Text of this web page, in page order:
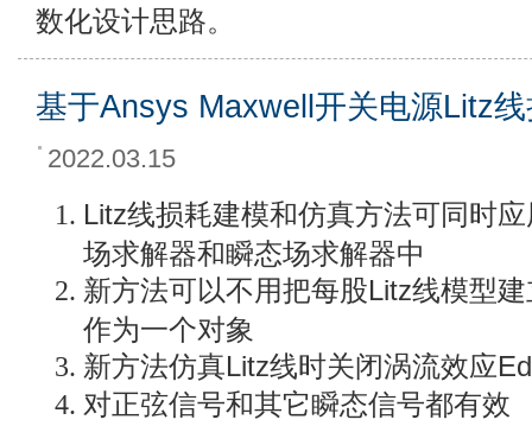
数化设计思路。
基于Ansys Maxwell开关电源Litz
2022.03.15
Litz线损耗建模和仿真方法可同时
场求解器和瞬态场求解器中
新方法可以不用把每股Litz线模型
作为一个对象
新方法仿真Litz线时关闭涡流效应
对正弦信号和其它瞬态信号都有效